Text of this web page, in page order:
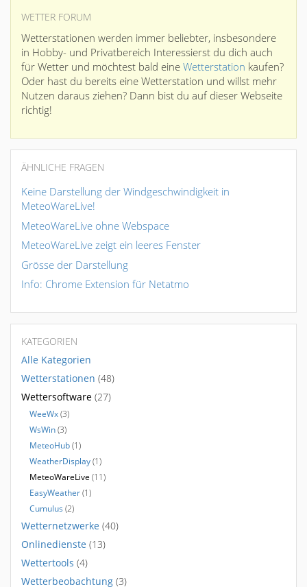
WETTER FORUM
Wetterstationen werden immer beliebter, insbesondere
in Hobby- und Privatbereich Interessierst du dich auch
für Wetter und möchtest bald eine Wetterstation kaufen?
Oder hast du bereits eine Wetterstation und willst mehr
Nutzen daraus ziehen? Dann bist du auf dieser Webseite
richtig!
ÄHNLICHE FRAGEN
Keine Darstellung der Windgeschwindigkeit in
MeteoWareLive!
MeteoWareLive ohne Webspace
MeteoWareLive zeigt ein leeres Fenster
Grösse der Darstellung
Info: Chrome Extension für Netatmo
KATEGORIEN
Alle Kategorien
Wetterstationen (48)
Wettersoftware (27)
WeeWx(3)
WsWin(3)
MeteoHub(1)
WeatherDisplay(1)
MeteoWareLive (11)
EasyWeather(1)
Cumulus (2)
Wetternetzwerke (40)
Onlinedienste (13)
Wettertools (4)
Wetterbeobachtung (3)